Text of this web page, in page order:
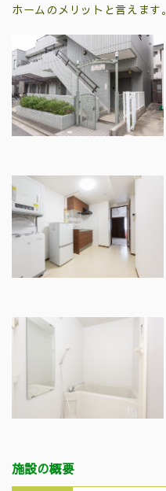
ホームのメリットと言えます。
施設の概要